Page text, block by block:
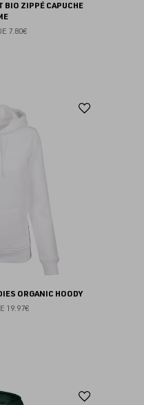
BIO ZIPPÉ CAPUCHE
7.80€
ORGANIC HOODY
19.97€